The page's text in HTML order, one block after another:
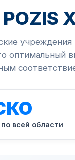
учреждения
всей области